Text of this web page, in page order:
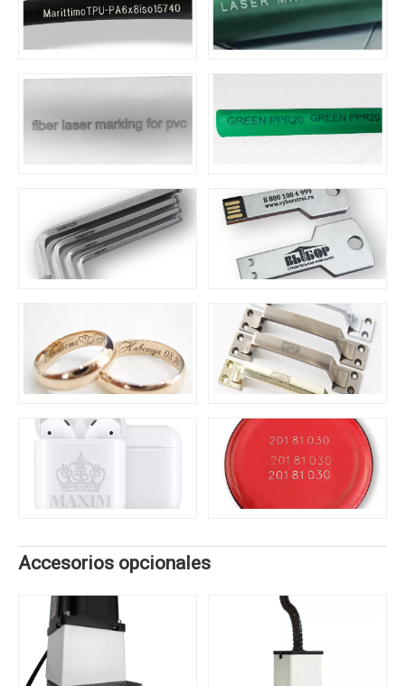
Accesorios opcionales